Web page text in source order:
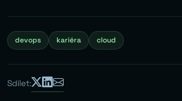
devops kariéra cloud
Sdílet: